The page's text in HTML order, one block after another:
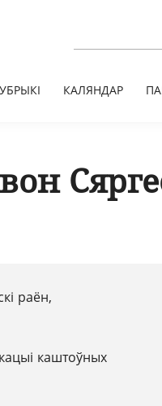
КАЛЯНДАР
раён,
каштоўных